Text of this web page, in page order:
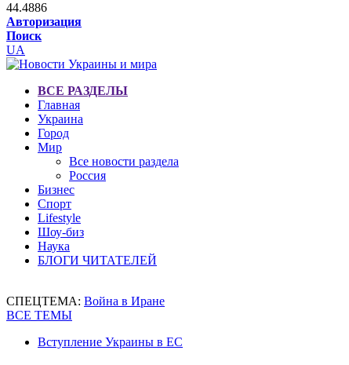
44.4886
Авторизация
Поиск
UA
ВСЕ РАЗДЕЛЫ
Главная
Украина
Город
Мир
Все новости раздела
Россия
Бизнес
Спорт
Lifestyle
Шоу-биз
Наука
БЛОГИ ЧИТАТЕЛЕЙ
СПЕЦТЕМА: Война в Иране
ВСЕ ТЕМЫ
Вступление Украины в ЕС